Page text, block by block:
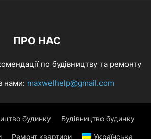
ПРО НАС
по будівництву та ремонту
нами: maxwelhelp@gmail.com
будинку Будівництво будинку
Ремонт квартири Українська